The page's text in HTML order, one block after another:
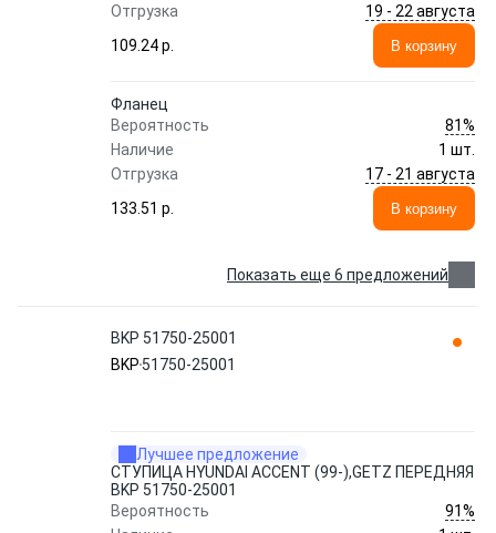
Отгрузка
19 - 22 августа
109.24 p.
В корзину
Фланец
Вероятность
81%
Наличие
1 шт.
Отгрузка
17 - 21 августа
133.51 p.
В корзину
Показать еще 6 предложений
BKP 51750-25001
BKP 51750-25001
Лучшее предложение
СТУПИЦА HYUNDAI ACCENT (99-),GETZ ПЕРЕДНЯЯ
BKP 51750-25001
Вероятность
91%